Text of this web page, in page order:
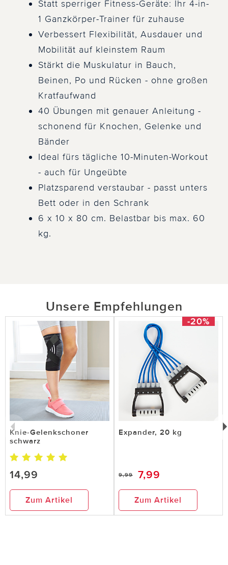
Statt sperriger Fitness-Geräte: Ihr 4-in-
1 Ganzkörper-Trainer für zuhause
Verbessert Flexibilität, Ausdauer und
Mobilität auf kleinstem Raum
Stärkt die Muskulatur in Bauch,
Beinen, Po und Rücken - ohne großen
Kratfaufwand
40 Übungen mit genauer Anleitung -
schonend für Knochen, Gelenke und
Bänder
Ideal fürs tägliche 10-Minuten-Workout
- auch für Ungeübte
Platzsparend verstaubar - passt unters
Bett oder in den Schrank
6 x 10 x 80 cm. Belastbar bis max. 60
kg.
Unsere Empfehlungen
Knie-Gelenkschoner
schwarz
14,99
Zum Artikel
-20%
Expander, 20 kg
9,99 7,99
Zum Artikel